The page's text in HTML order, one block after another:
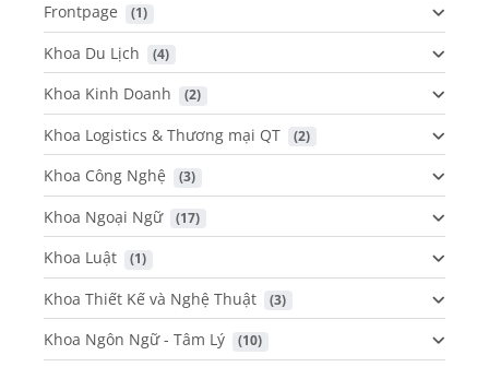
Frontpage (1)
Khoa Du Lịch (4)
Khoa Kinh Doanh (2)
Khoa Logistics & Thương mại QT (2)
Khoa Công Nghệ (3)
Khoa Ngoại Ngữ (17)
Khoa Luật (1)
Khoa Thiết Kế và Nghệ Thuật (3)
Khoa Ngôn Ngữ - Tâm Lý (10)